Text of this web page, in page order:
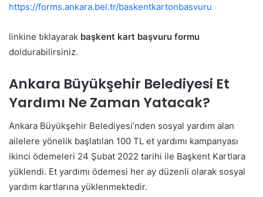
https://forms.ankara.bel.tr/baskentkartonbasvuru
linkine tıklayarak başkent kart başvuru formu
doldurabilirsiniz.
Ankara Büyükşehir Belediyesi Et
Yardımı Ne Zaman Yatacak?
Ankara Büyükşehir Belediyesi’nden sosyal yardım alan
ailelere yönelik başlatılan 100 TL et yardımı kampanyası
ikinci ödemeleri 24 Şubat 2022 tarihi ile Başkent Kartlara
yüklendi. Et yardımı ödemesi her ay düzenli olarak sosyal
yardım kartlarına yüklenmektedir.